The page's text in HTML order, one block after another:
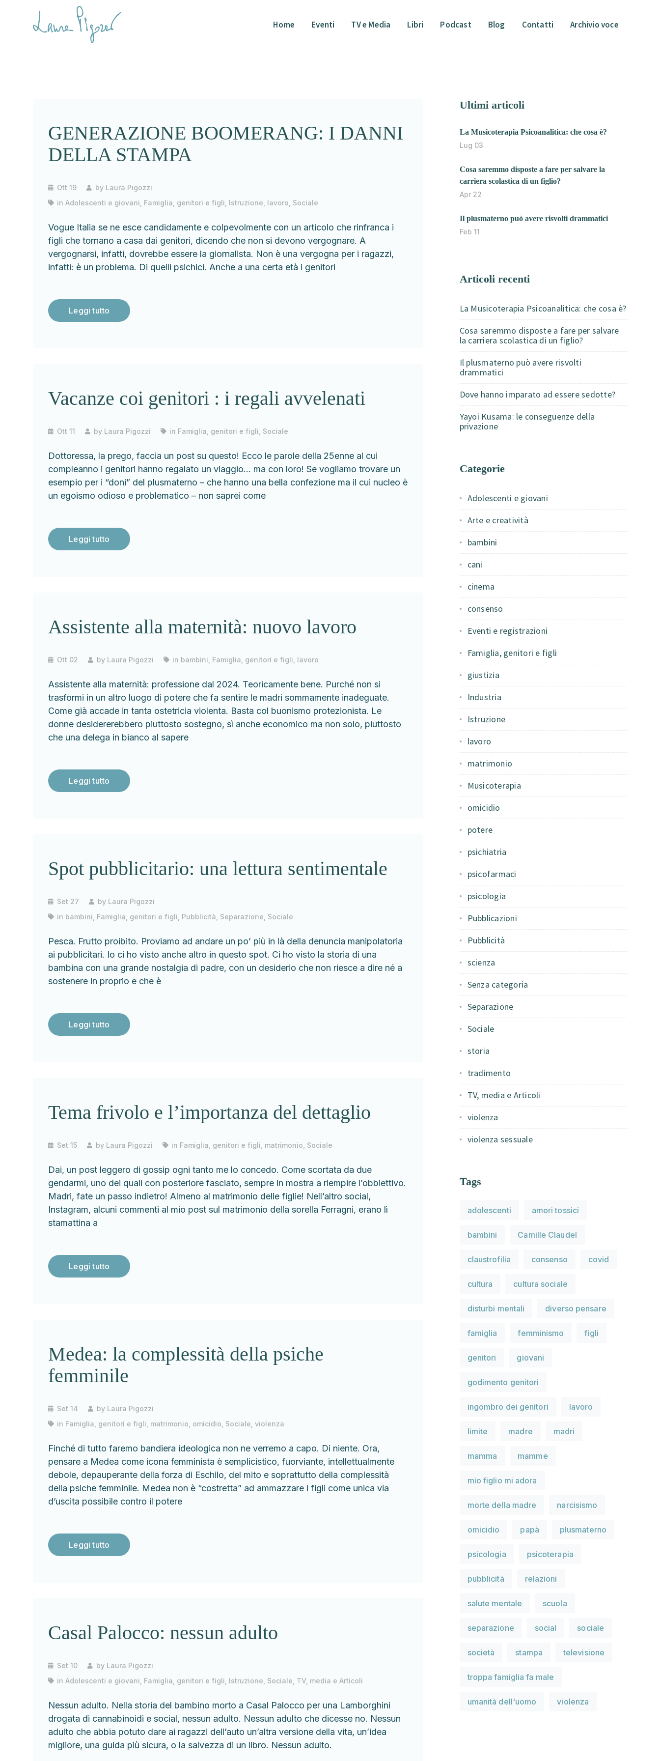
Home Eventi TV e Media Libri Podcast Blog Contatti Archivio voce
GENERAZIONE BOOMERANG: I DANNI
DELLA STAMPA
Ott 19 by Laura Pigozzi
inAdolescenti e giovani Famiglia, genitori e figli Istruzione lavoro Sociale
Vogue Italia se ne esce candidamente e colpevolmente con un articolo che rinfranca i
figli che tornano a casa dai genitori, dicendo che non si devono vergognare. A
vergognarsi, infatti, dovrebbe essere la giornalista. Non è una vergogna per i ragazzi,
infatti: è un problema. Di quelli psichici. Anche a una certa età i genitori
Leggi tutto
Vacanze coi genitori : i regali avvelenati
Ott 11 by Laura Pigozzi in Famiglia, genitori e figli Sociale
Dottoressa, la prego, faccia un post su questo! Ecco le parole della 25enne al cui
compleanno i genitori hanno regalato un viaggio… ma con loro! Se vogliamo trovare un
esempio per i “doni” del plusmaterno – che hanno una bella confezione ma il cui nucleo è
un egoismo odioso e problematico – non saprei come
Leggi tutto
Assistente alla maternità: nuovo lavoro
Ott 02 by Laura Pigozzi in bambini Famiglia, genitori e figli lavoro
Assistente alla maternità: professione dal 2024. Teoricamente bene. Purché non si
trasformi in un altro luogo di potere che fa sentire le madri sommamente inadeguate.
Come già accade in tanta ostetricia violenta. Basta col buonismo protezionista. Le
donne desidererebbero piuttosto sostegno, sì anche economico ma non solo, piuttosto
che una delega in bianco al sapere
Leggi tutto
Spot pubblicitario: una lettura sentimentale
Set 27 by Laura Pigozzi
in bambini Famiglia, genitori e figli Pubblicità Separazione Sociale
Pesca. Frutto proibito. Proviamo ad andare un po’ più in là della denuncia manipolatoria
ai pubblicitari. Io ci ho visto anche altro in questo spot. Ci ho visto la storia di una
bambina con una grande nostalgia di padre, con un desiderio che non riesce a dire né a
sostenere in proprio e che è
Leggi tutto
Tema frivolo e l’importanza del dettaglio
Set 15 by Laura Pigozzi in Famiglia, genitori e figli matrimonio Sociale
Dai, un post leggero di gossip ogni tanto me lo concedo. Come scortata da due
gendarmi, uno dei quali con posteriore fasciato, sempre in mostra a riempire l’obbiettivo.
Madri, fate un passo indietro! Almeno al matrimonio delle figlie! Nell’altro social,
Instagram, alcuni commenti al mio post sul matrimonio della sorella Ferragni, erano lì
stamattina a
Leggi tutto
Medea: la complessità della psiche
femminile
Set 14 by Laura Pigozzi
in Famiglia, genitori e figli matrimonio omicidio Sociale ,violenza
Finché di tutto faremo bandiera ideologica non ne verremo a capo. Di niente. Ora,
pensare a Medea come icona femminista è semplicistico, fuorviante, intellettualmente
debole, depauperante della forza di Eschilo, del mito e soprattutto della complessità
della psiche femminile. Medea non è “costretta” ad ammazzare i figli come unica via
d’uscita possibile contro il potere
Leggi tutto
Casal Palocco: nessun adulto
Set 10 by Laura Pigozzi
inAdolescenti e giovani Famiglia, genitori e figli Istruzione Sociale TV, media e Articoli
Nessun adulto. Nella storia del bambino morto a Casal Palocco per una Lamborghini
drogata di cannabinoidi e social, nessun adulto. Nessun adulto che dicesse no. Nessun
adulto che abbia potuto dare ai ragazzi dell’auto un’altra versione della vita, un’idea
migliore, una guida più sicura, o la salvezza di un libro. Nessun adulto.
Ultimi articoli
La Musicoterapia Psicoanalitica: che cosa è?
Lug 03
Cosa saremmo disposte a fare per salvare la
carriera scolastica di un figlio?
Apr 22
Il plusmaterno può avere risvolti drammatici
Feb 11
Articoli recenti
La Musicoterapia Psicoanalitica: che cosa è?
Cosa saremmo disposte a fare per salvare
la carriera scolastica di un figlio?
Il plusmaterno può avere risvolti
drammatici
Dove hanno imparato ad essere sedotte?
Yayoi Kusama: le conseguenze della
privazione
Categorie
Adolescenti e giovani
Arte e creatività
bambini
cani
cinema
consenso
Eventi e registrazioni
Famiglia, genitori e figli
giustizia
Industria
Istruzione
lavoro
matrimonio
Musicoterapia
omicidio
potere
psichiatria
psicofarmaci
psicologia
Pubblicazioni
Pubblicità
scienza
Senza categoria
Separazione
Sociale
storia
tradimento
TV, media e Articoli
violenza
violenza sessuale
Tags
adolescenti amori tossici
bambini Camille Claudel
claustrofilia consenso covid
cultura cultura sociale
disturbi mentali diverso pensare
famiglia femminismo figli
genitori giovani
godimento genitori
ingombro dei genitori lavoro
limite madre madri
mamma mamme
mio figlio mi adora
morte della madre narcisismo
omicidio papà plusmaterno
psicologia psicoterapia
pubblicità relazioni
salute mentale scuola
separazione social sociale
società stampa televisione
troppa famiglia fa male
umanità dell'uomo violenza